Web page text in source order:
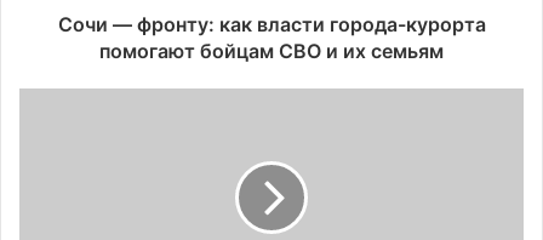
Сочи — фронту: как власти города-курорта
помогают бойцам СВО и их семьям